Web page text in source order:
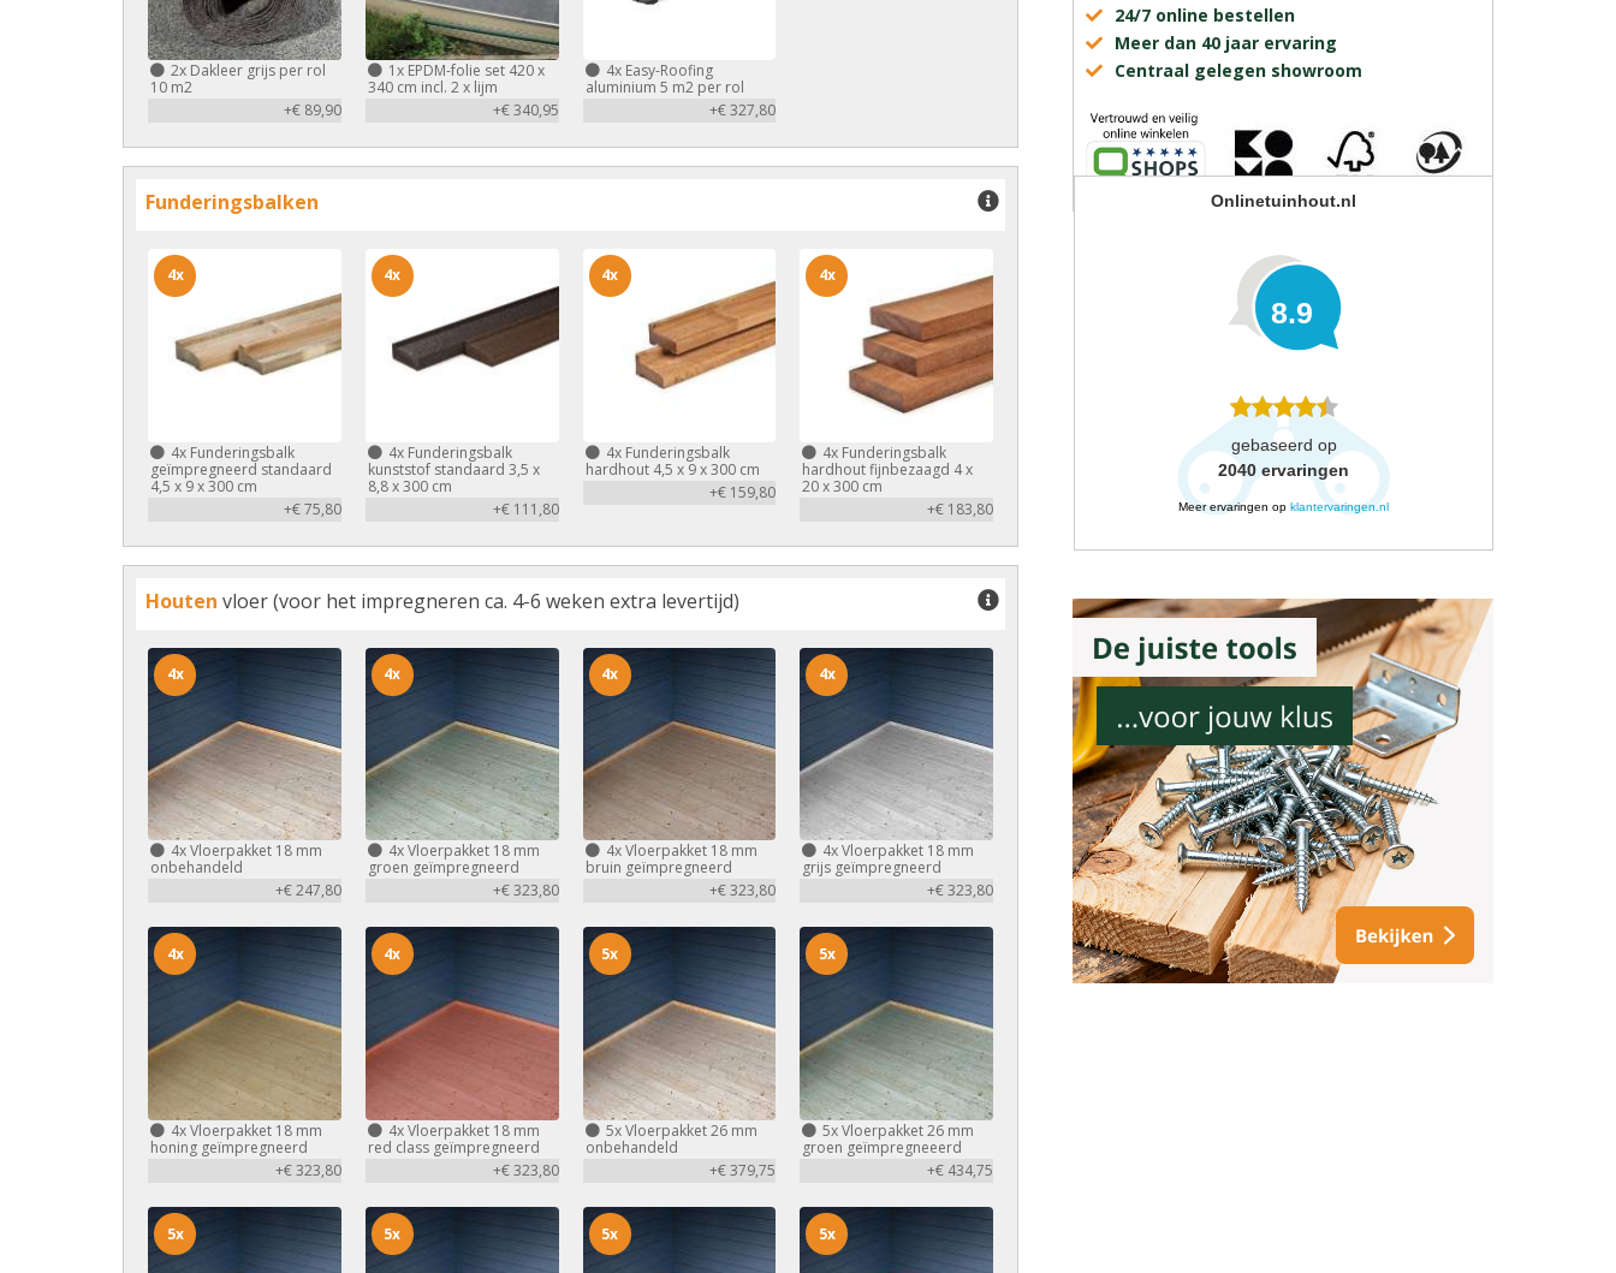
2x Dakleer grijs per rol
10 m2
+€ 89,90
1xEPDM-folie set 420 x
340 cm incl. 2 x lijm
+€ 340,95
4xEasy-Roofing
aluminium 5 m2 per rol
+€ 327,80
Funderingsbalken
4x Funderingsbalk
geïmpregneerd standaard
4,5 x 9 x 300 cm
+€ 75,80
4x
4xFunderingsbalk
kunststof standaard 3,5 x
8,8 x 300 cm
+€ 111,80
4x
4xFunderingsbalk
hardhout 4,5 x 9 x 300 cm
+€ 159,80
4x
4x Funderingsbalk
hardhout fijnbezaagd 4 x
20 x 300 cm
+€ 183,80
4x
Houten vloer (voor het impregneren ca. 4-6 weken extra levertijd)
4xVloerpakket 18 mm
onbehandeld
+€ 247,80
4x
4xVloerpakket 18 mm
groen geïmpregneerd
+€ 323,80
4x
4xVloerpakket 18 mm
bruin geïmpregneerd
+€ 323,80
4x
4xVloerpakket 18 mm
grijs geïmpregneerd
+€ 323,80
4x
4xVloerpakket 18 mm
honing geïmpregneerd
+€ 323,80
4x
4xVloerpakket 18 mm
red class geïmpregneerd
+€ 323,80
4x
5xVloerpakket 26 mm
onbehandeld
+€ 379,75
5x
5xVloerpakket 26 mm
groen geïmpregneeerd
+€ 434,75
5x
5x 5x 5x 5x
24/7 online bestellen
Meer dan 40 jaar ervaring
Centraal gelegen showroom
Onlinetuinhout.nl
8.9
gebaseerd op
2040 ervaringen
Meer ervaringen op klantervaringen.nl